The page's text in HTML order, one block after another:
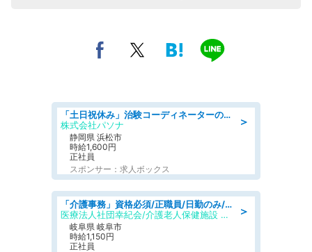
＞
「土日祝休み」治験コーディネーターのお仕事/未経験OK
株式会社パソナ
静岡県 浜松市
時給1,600円
正社員
スポンサー：求人ボックス
＞
「介護事務」資格必須/正職員/日勤のみ/介護老人保健施設
医療法人社団幸紀会/介護老人保健施設 グリーンビラ安江
岐阜県 岐阜市
時給1,150円
正社員